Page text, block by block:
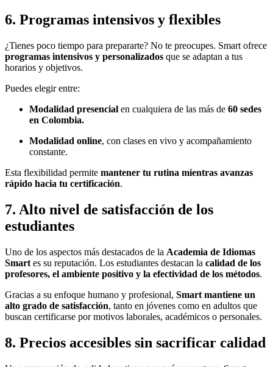
6. Programas intensivos y flexibles
¿Tienes poco tiempo para prepararte? No te preocupes. Smart ofrece
programas intensivos y personalizados que se adaptan a tus
horarios y objetivos.
Puedes elegir entre:
Modalidad presencial en cualquiera de las más de 60 sedes
en Colombia.
Modalidad online, con clases en vivo y acompañamiento
constante.
Esta flexibilidad permite mantener tu rutina mientras avanzas
rápido hacia tu certificación.
7. Alto nivel de satisfacción de los
estudiantes
Uno de los aspectos más destacados de la Academia de Idiomas
Smart es su reputación. Los estudiantes destacan la calidad de los
profesores, el ambiente positivo y la efectividad de los métodos.
Gracias a su enfoque humano y profesional, Smart mantiene un
alto grado de satisfacción, tanto en jóvenes como en adultos que
buscan certificarse por motivos laborales, académicos o personales.
8. Precios accesibles sin sacrificar calidad